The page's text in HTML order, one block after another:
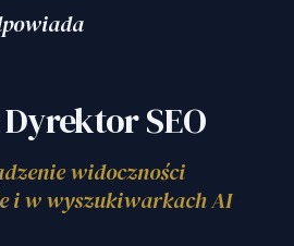
SEO
widoczności
i w wyszukiwarkach AI